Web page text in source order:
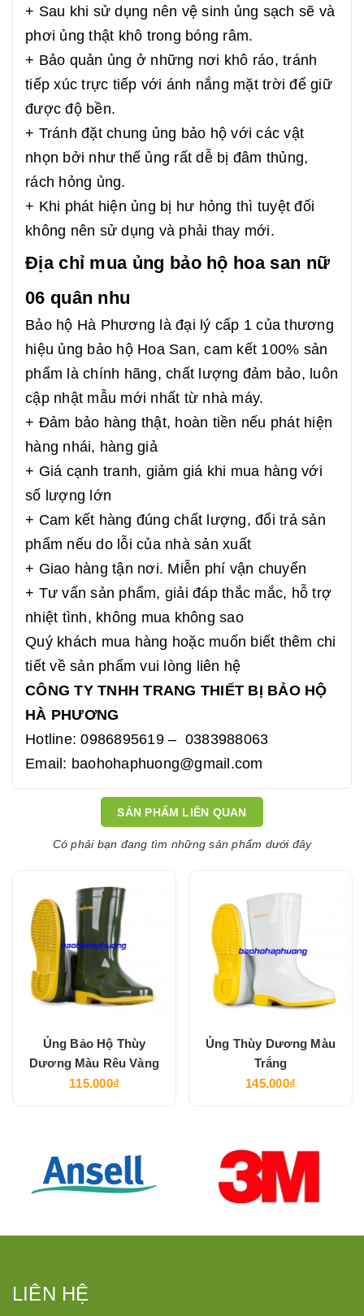
+ Sau khi sử dụng nên vệ sinh ủng sạch sẽ và
phơi ủng thật khô trong bóng râm.
+ Bảo quản ủng ở những nơi khô ráo, tránh
tiếp xúc trực tiếp với ánh nắng mặt trời để giữ
được độ bền.
+ Tránh đặt chung ủng bảo hộ với các vật
nhọn bởi như thế ủng rất dễ bị đâm thủng,
rách hỏng ủng.
+ Khi phát hiện ủng bị hư hỏng thì tuyệt đối
không nên sử dụng và phải thay mới.
Địa chỉ mua ủng bảo hộ hoa san nữ
06 quân nhu
Bảo hộ Hà Phương là đại lý cấp 1 của thương
hiệu ủng bảo hộ Hoa San, cam kết 100% sản
phẩm là chính hãng, chất lượng đảm bảo, luôn
cập nhật mẫu mới nhất từ nhà máy.
+ Đảm bảo hàng thật, hoàn tiền nếu phát hiện
hàng nhái, hàng giả
+ Giá cạnh tranh, giảm giá khi mua hàng với
số lượng lớn
+ Cam kết hàng đúng chất lượng, đổi trả sản
phẩm nếu do lỗi của nhà sản xuất
+ Giao hàng tận nơi. Miễn phí vận chuyển
+ Tư vấn sản phẩm, giải đáp thắc mắc, hỗ trợ
nhiệt tình, không mua không sao
Quý khách mua hàng hoặc muốn biết thêm chi
tiết về sản phẩm vui lòng liên hệ
CÔNG TY TNHH TRANG THIẾT BỊ BẢO HỘ
HÀ PHƯƠNG
Hotline: 0986895619 – 0383988063
Email: baohohaphuong@gmail.com
SẢN PHẨM LIÊN QUAN
Có phải bạn đang tìm những sản phẩm dưới đây
Ủng Bảo Hộ Thùy
Dương Màu Rêu Vàng
115.000₫
Ủng Thùy Dương Màu
Trắng
145.000₫
LIÊN HỆ